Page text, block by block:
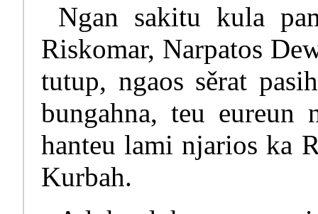
Ngan sakitu kula
Riskomar, Narpatos
tutup, ngaos sěrat
bungahna, teu eureun
hanteu lami njarios ka
Kurbah.